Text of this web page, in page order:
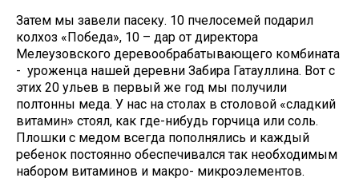
Затем мы завели пасеку. 10 пчелосемей подарил
колхоз «Победа», 10 – дар от директора
Мелеузовского деревообрабатывающего комбината
- уроженца нашей деревни Забира Гатауллина. Вот с
этих 20 ульев в первый же год мы получили
полтонны меда. У нас на столах в столовой «сладкий
витамин» стоял, как где-нибудь горчица или соль.
Плошки с медом всегда пополнялись и каждый
ребенок постоянно обеспечивался так необходимым
набором витаминов и макро- микроэлементов.